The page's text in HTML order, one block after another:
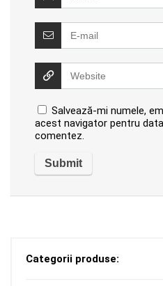
Salvează-mi numele,
acest navigator pentru
comentez.
Categorii produse: